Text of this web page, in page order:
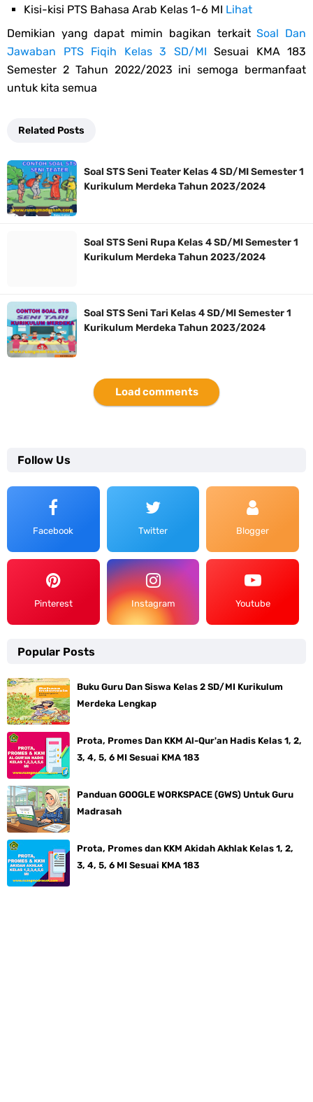
Kisi-kisi PTS Bahasa Arab Kelas 1-6 MI Lihat
Demikian yang dapat mimin bagikan terkaitSoal Dan
Jawaban PTS Fiqih Kelas 3 SD/MI Sesuai KMA 183
Semester 2 Tahun 2022/2023 ini semoga bermanfaat
untuk kita semua
Related Posts
Soal STS Seni Teater Kelas 4 SD/MI Semester 1
Kurikulum Merdeka Tahun 2023/2024
Soal STS Seni Rupa Kelas 4 SD/MI Semester 1
Kurikulum Merdeka Tahun 2023/2024
Soal STS Seni Tari Kelas 4 SD/MI Semester 1
Kurikulum Merdeka Tahun 2023/2024
Load comments
Follow Us
Facebook Twitter Blogger
Pinterest Instagram Youtube
Popular Posts
Buku Guru Dan Siswa Kelas 2 SD/MI Kurikulum
Merdeka Lengkap
Prota, Promes Dan KKM Al-Qur'an Hadis Kelas 1, 2,
3, 4, 5, 6 MI Sesuai KMA 183
Panduan GOOGLE WORKSPACE (GWS) Untuk Guru
Madrasah
Prota, Promes dan KKM Akidah Akhlak Kelas 1, 2,
3, 4, 5, 6 MI Sesuai KMA 183